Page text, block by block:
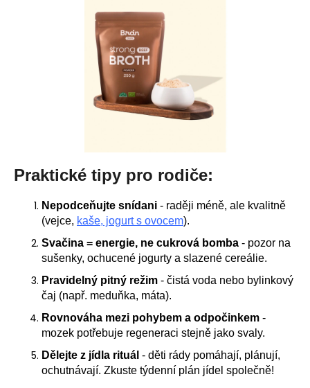
Praktické tipy pro rodiče:
Nepodceňujte snídani - raději méně, ale kvalitně
(vejce, kaše, jogurt s ovocem).
Svačina = energie, ne cukrová bomba - pozor na
sušenky, ochucené jogurty a slazené cereálie.
Pravidelný pitný režim - čistá voda nebo bylinkový
čaj (např. meduňka, máta).
Rovnováha mezi pohybem a odpočinkem -
mozek potřebuje regeneraci stejně jako svaly.
Dělejte z jídla rituál - děti rády pomáhají, plánují,
ochutnávají. Zkuste týdenní plán jídel společně!